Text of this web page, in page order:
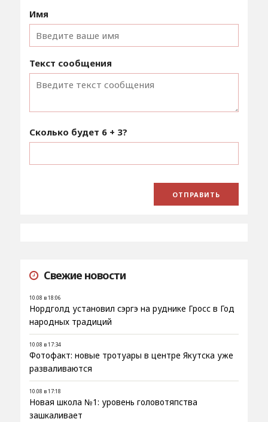
Имя
Текст сообщения
Сколько будет 6 + 3?
Свежие новости
10.08 в 18:06
Нордголд установил сэргэ на руднике Гросс в Год
народных традиций
10.08 в 17:34
Фотофакт: новые тротуары в центре Якутска уже
разваливаются
10.08 в 17:18
Новая школа №1: уровень головотяпства
зашкаливает